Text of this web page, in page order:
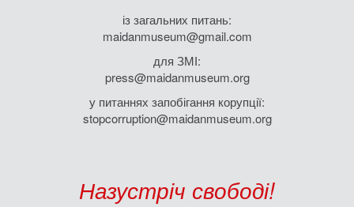
із загальних питань:
maidanmuseum@gmail.com
для ЗМІ:
press@maidanmuseum.org
у питаннях запобігання корупції:
stopcorruption@maidanmuseum.org
Назустріч свободі!